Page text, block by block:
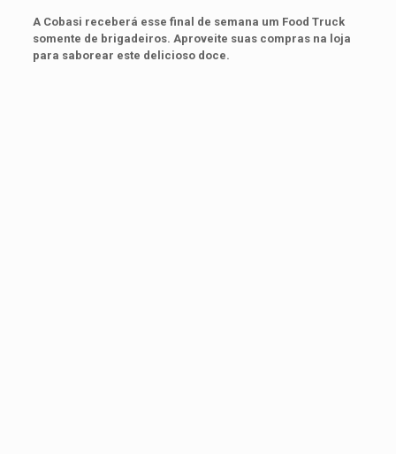
A Cobasi receberá esse final de semana um Food Truck
somente de brigadeiros. Aproveite suas compras na loja
para saborear este delicioso doce.